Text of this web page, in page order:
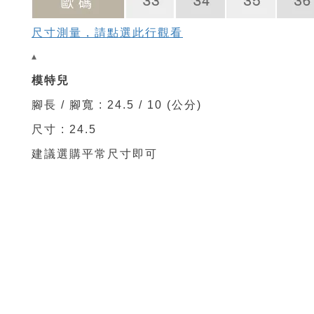
尺寸測量，請點選此行觀看
▴
模特兒
腳長 / 腳寬 : 24.5 / 10 (公分)
尺寸 : 24.5
建議選購平常尺寸即可